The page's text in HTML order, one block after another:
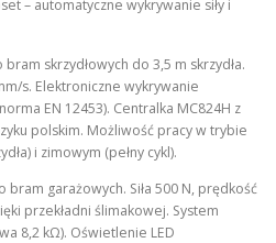
– automatyczne wykrywanie siły i
bram skrzydłowych do 3,5 m skrzydła.
s. Elektroniczne wykrywanie
EN 12453). Centralka MC824H z
polskim. Możliwość pracy w trybie
i zimowym (pełny cykl).
bram garażowych. Siła 500 N, prędkość
przekładni ślimakowej. System
8,2 kΩ). Oświetlenie LED